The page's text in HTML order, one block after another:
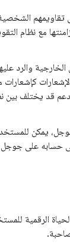
تقاويمهم
مع نظام
والرد
يمكن
على جوجل
الرقمية